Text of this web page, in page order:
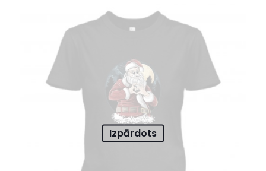
Izpārdots